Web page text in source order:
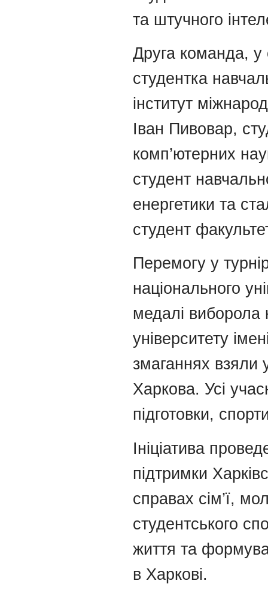
та штучного
Друга команда, у
студентка
інститут
Іван Пивовар,
комп’ютерних
студент
енергетики та
студент
Перемогу у
національного
медалі виборола
університету
змаганнях взяли
Харкова. Усі
підготовки,
Ініціатива
підтримки
справах сім’ї,
студентського
життя та
в Харкові.